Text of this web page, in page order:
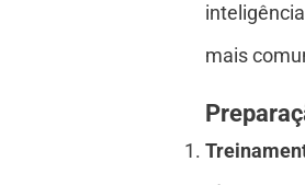
mais